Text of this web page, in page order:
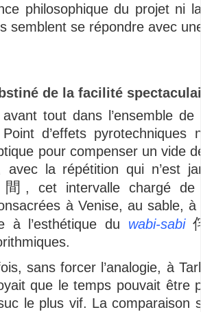
philosophique du projet ni
semblent se répondre avec
de la facilité
tout dans l’ensemble
Point d’effets
pour compenser un vide
avec la répétition qui n’est
間 , cet intervalle chargé
à Venise, au sable,
à l’esthétique du wabi-sabi
sans forcer l’analogie, à
que le temps pouvait être
le plus vif. La